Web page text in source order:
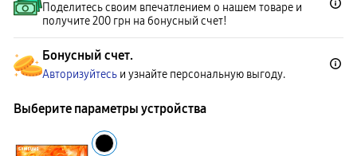
Поделитесь своим впечатлением о нашем товаре и
получите 200 грн на бонусный счет!
Бонусный счет.
Авторизуйтесь и узнайте персональную выгоду.
Выберите параметры устройства